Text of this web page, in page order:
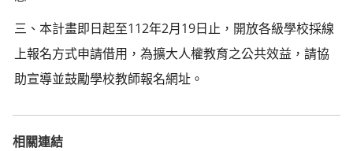
三、本計畫即日起至112年2月19日止，開放各級學校採線
上報名方式申請借用，為擴大人權教育之公共效益，請協
助宣導並鼓勵學校教師報名網址。
相關連結